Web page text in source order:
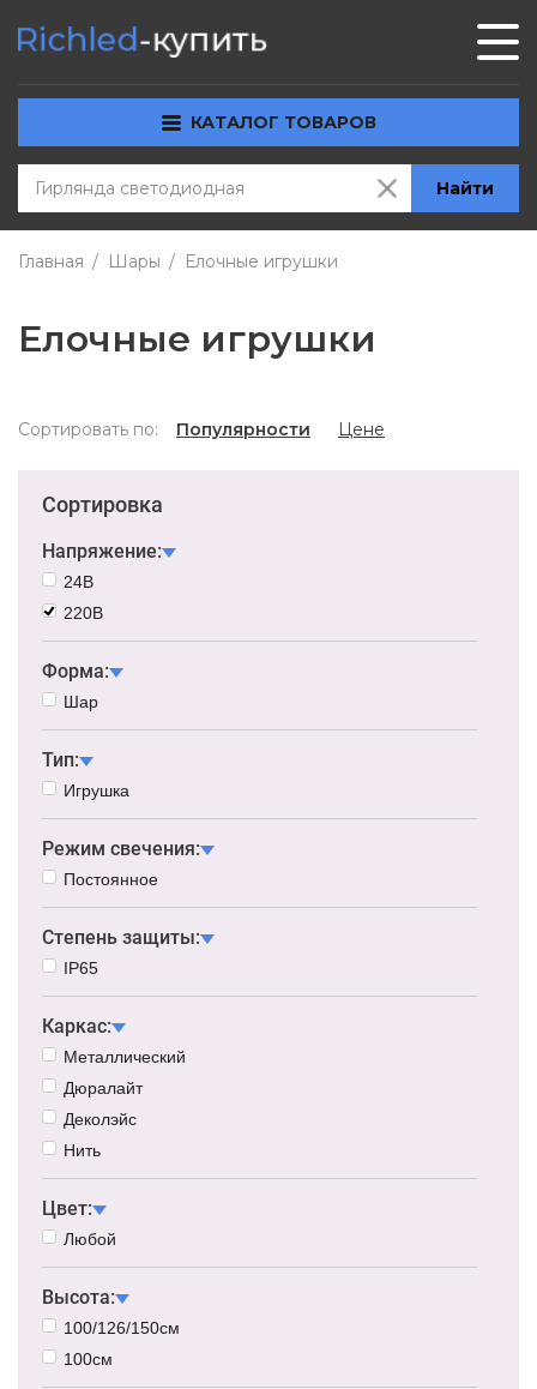
КАТАЛОГ ТОВАРОВ
Найти
Главная Шары Елочные игрушки
Елочные игрушки
Сортировать по: Популярности Цене
Сортировка
Напряжение:
24В
220В
Форма:
Шар
Тип:
Игрушка
Режим свечения:
Постоянное
Степень защиты:
IP65
Каркас:
Металлический
Дюралайт
Деколэйс
Нить
Цвет:
Любой
Высота:
100/126/150см
100см